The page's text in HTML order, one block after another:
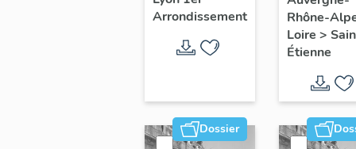
dite la
Martinière
des Jeunes
Arrondissement
Rhône-
Loire >
Étienne
Dossier